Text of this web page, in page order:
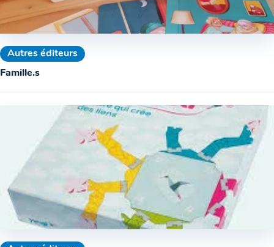
Autres éditeurs
Famille.s